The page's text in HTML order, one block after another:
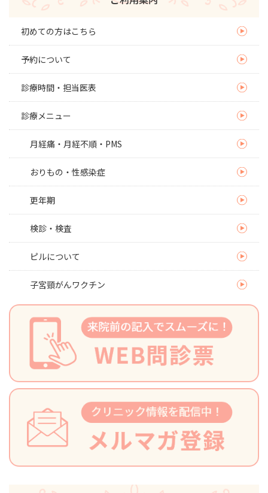
初めての方はこちら
予約について
診療時間・担当医表
診療メニュー
月経痛・月経不順・PMS
おりもの・性感染症
更年期
検診・検査
ピルについて
子宮頸がんワクチン